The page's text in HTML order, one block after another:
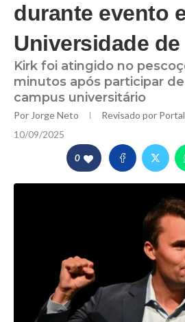
durante evento
Universidade de
Kirk foi atingido no
minutos após participar
campus universitário
PorJorge Neto Revisado por
10/09/2025
0